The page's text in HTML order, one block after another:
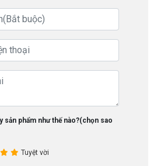
sản phẩm như thế nào?(chọn sao
Tuyệt vời